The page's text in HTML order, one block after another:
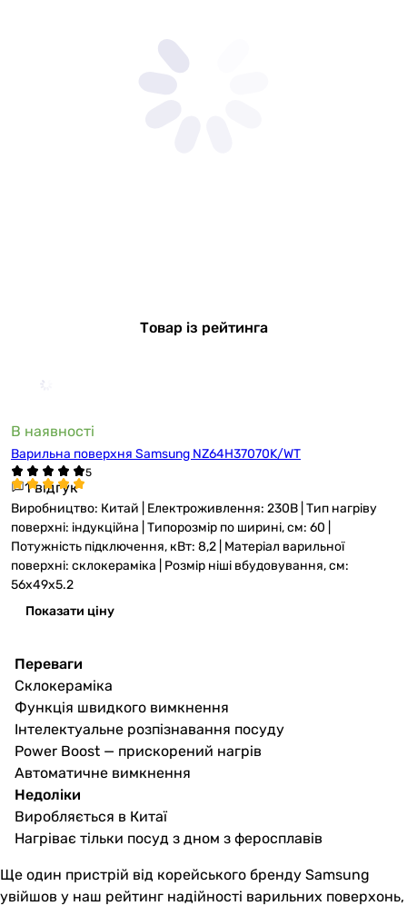
Товар із рейтинга
В наявності
Варильна поверхня Samsung NZ64H37070K/WT
1 відгук
Виробництво: Китай | Електроживлення: 230В | Тип нагріву
поверхні: індукційна | Типорозмір по ширині, см: 60 |
Потужність підключення, кВт: 8,2 | Матеріал варильної
поверхні: склокераміка | Розмір ніші вбудовування, см:
56x49x5.2
Показати ціну
Переваги
Склокераміка
Функція швидкого вимкнення
Інтелектуальне розпізнавання посуду
Power Boost — прискорений нагрів
Автоматичне вимкнення
Недоліки
Виробляється в Китаї
Нагріває тільки посуд з дном з феросплавів
Ще один пристрій від корейського бренду Samsung
увійшов у наш рейтинг надійності варильних поверхонь,